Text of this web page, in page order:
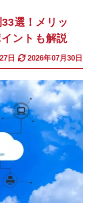
選！メリッ
ントも解説
日 2026年07月30日